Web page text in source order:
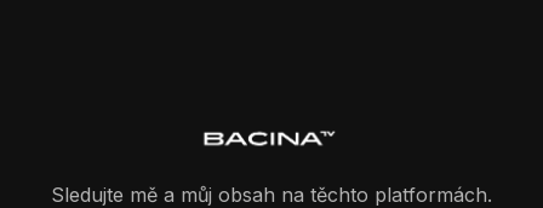
Sledujte mě a můj obsah na těchto platformách.